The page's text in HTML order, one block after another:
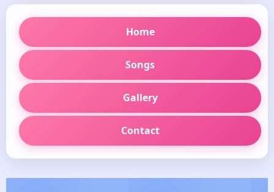
Home
Songs
Gallery
Contact